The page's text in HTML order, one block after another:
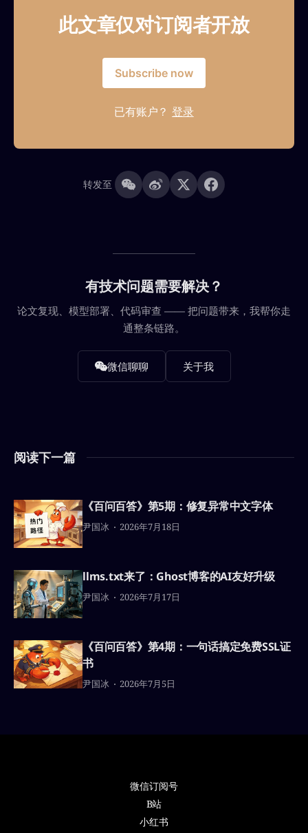
此文章仅对订阅者开放
Subscribe now
已有账户？登录
转发至
有技术问题需要解决？
论文复现、模型部署、代码审查 —— 把问题带来，我帮你走
通整条链路。
微信聊聊 关于我
阅读下一篇
《百问百答》第5期：修复异常中文字体
尹国冰 2026年7月18日
llms.txt来了：Ghost博客的AI友好升级
尹国冰 2026年7月17日
《百问百答》第4期：一句话搞定免费SSL证
书
尹国冰 2026年7月5日
微信订阅号
B站
小红书